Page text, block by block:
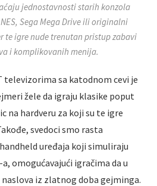
jednostavnosti starih konzola
Sega Mega Drive ili originalni
te igre nude trenutan pristup zabavi
i komplikovanih menija.
televizorima sa katodnom cevi je
žele da igraju klasike poput
na hardveru za koji su te igre
svedoci smo rasta
uređaja koji simuliraju
omogućavajući igračima da u
iz zlatnog doba gejminga.